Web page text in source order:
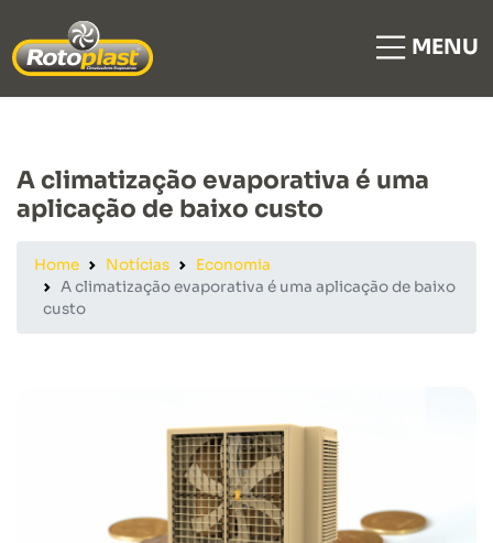
MENU
A climatização evaporativa é uma
aplicação de baixo custo
Home Notícias
Economia
A climatização evaporativa é uma aplicação de baixo
custo